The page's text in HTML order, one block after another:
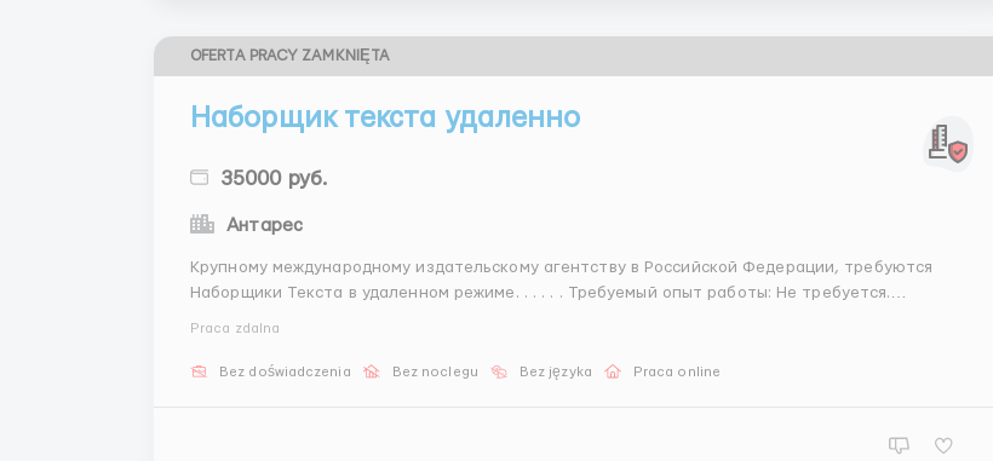
OFERTA PRACY ZAMKNIĘTA
Наборщик текста удаленно
35000 руб.
Антарес
Крупному международному издательскому агентству в Российской Федерации, требуются
Наборщики Текста в удаленном режиме. . . . . . Требуемый опыт работы: Не требуется.
Praca zdalna
Bez doświadczenia Bez noclegu Bez języka Praca online